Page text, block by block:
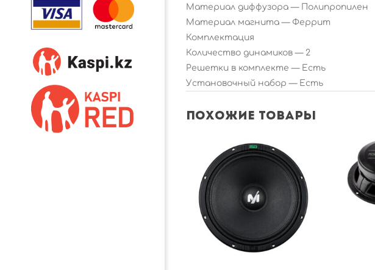
Материал диффузора — Полипропилен
Материал магнита — Феррит
Комплектация
Количество динамиков — 2
Решетки в комплекте — Есть
Установочный набор — Есть
Похожие товары